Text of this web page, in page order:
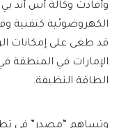
وأفادت وكالة أس أند
الكهروضوئية كتقنية
قد طغى على إمكانات
الإمارات في المنطقة
الطاقة النظيفة.